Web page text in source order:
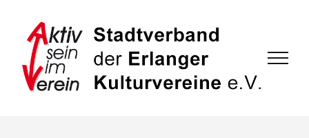
springen